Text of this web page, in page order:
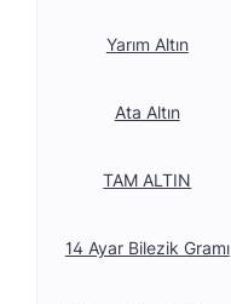
Yarım Altın
Ata Altın
TAM ALTIN
14 Ayar Bilezik Gramı